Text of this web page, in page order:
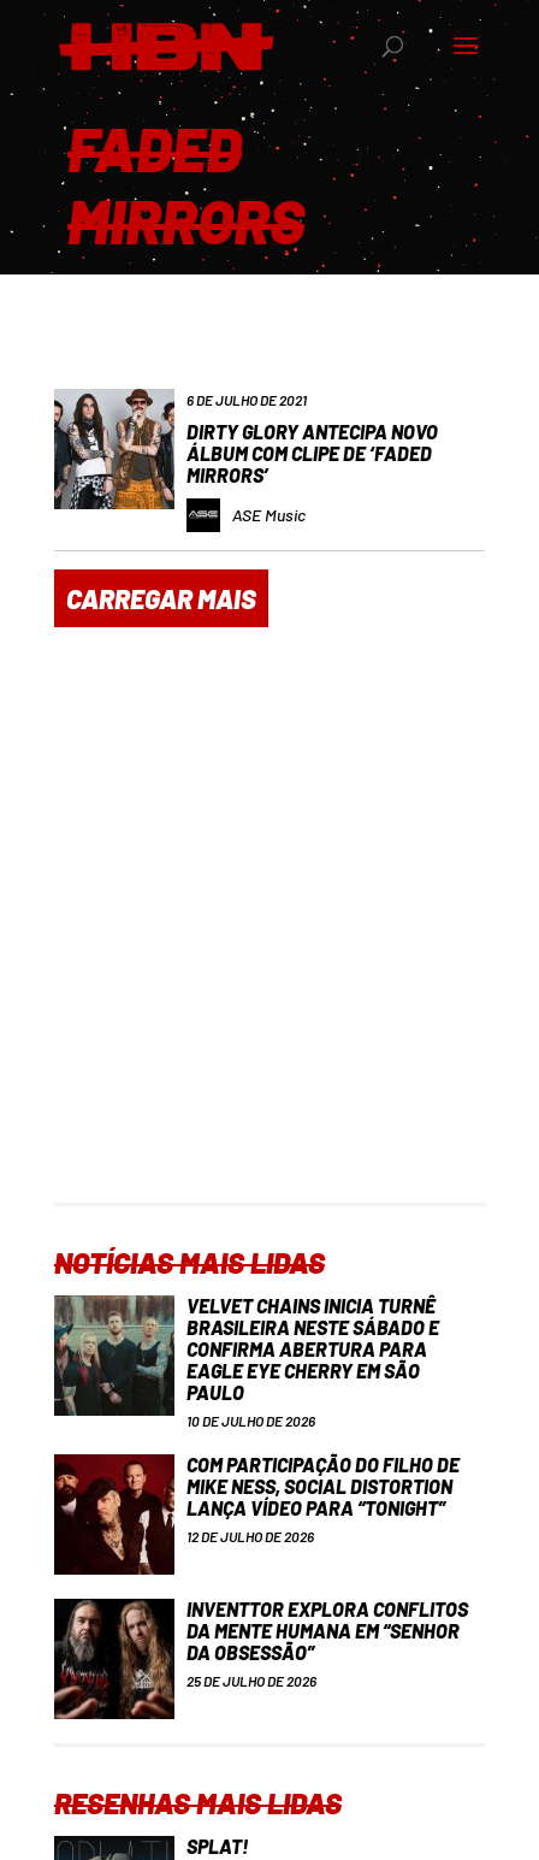
FADED
MIRRORS
6 DE JULHO DE 2021
DIRTY GLORY ANTECIPA NOVO
ÁLBUM COM CLIPE DE ‘FADED
MIRRORS’
ASE Music
CARREGAR MAIS
NOTÍCIAS MAIS LIDAS
VELVET CHAINS INICIA TURNÊ
BRASILEIRA NESTE SÁBADO E
CONFIRMA ABERTURA PARA
EAGLE EYE CHERRY EM SÃO
PAULO
10 DE JULHO DE 2026
COM PARTICIPAÇÃO DO FILHO DE
MIKE NESS, SOCIAL DISTORTION
LANÇA VÍDEO PARA “TONIGHT”
12 DE JULHO DE 2026
INVENTTOR EXPLORA CONFLITOS
DA MENTE HUMANA EM “SENHOR
DA OBSESSÃO”
25 DE JULHO DE 2026
RESENHAS MAIS LIDAS
SPLAT!